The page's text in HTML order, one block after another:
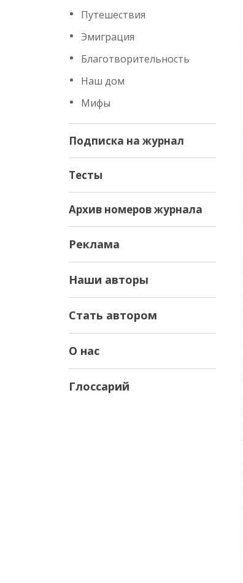
Путешествия
Эмиграция
Благотворительность
Наш дом
Мифы
Подписка на журнал
Тесты
Архив номеров журнала
Реклама
Наши авторы
Стать автором
О нас
Глоссарий